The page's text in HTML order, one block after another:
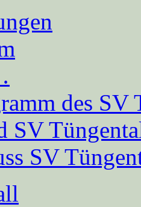
des SV
SV
SV